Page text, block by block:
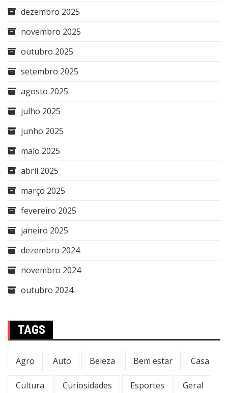
dezembro 2025
novembro 2025
outubro 2025
setembro 2025
agosto 2025
julho 2025
junho 2025
maio 2025
abril 2025
março 2025
fevereiro 2025
janeiro 2025
dezembro 2024
novembro 2024
outubro 2024
TAGS
Agro Auto Beleza Bem estar Casa
Cultura Curiosidades Esportes Geral